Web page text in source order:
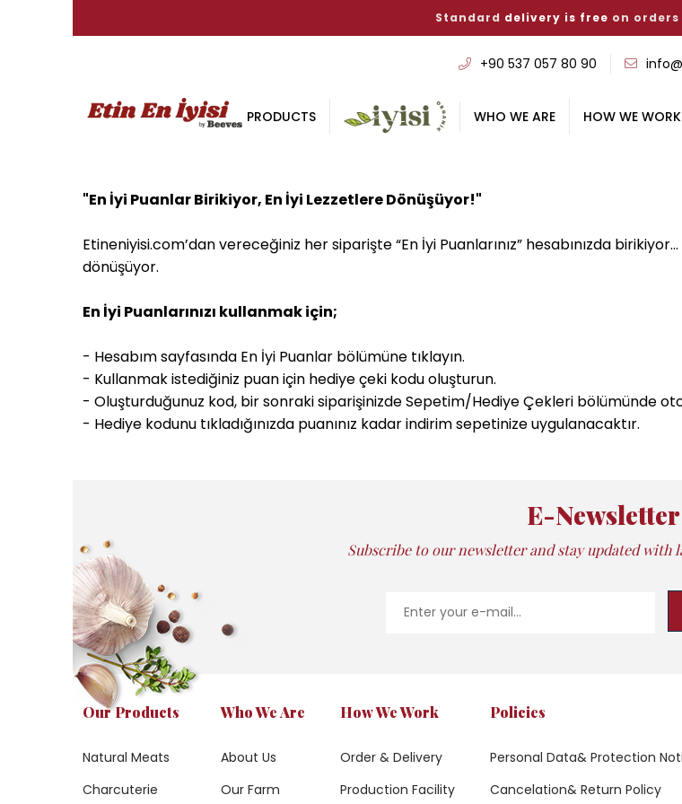
Standard delivery is free on orders
‭+90 537 057 80 90
PRODUCTS WHO WE ARE HOW WE WORK
"En İyi Puanlar Birikiyor, En İyi Lezzetlere Dönüşüyor!"
Etineniyisi.com’dan vereceğiniz her siparişte “En İyi Puanlarınız” hesabınızda
dönüşüyor.
En İyi Puanlarınızı kullanmak için;
- Hesabım sayfasında En İyi Puanlar bölümüne tıklayın.
- Kullanmak istediğiniz puan için hediye çeki kodu oluşturun.
- Oluşturduğunuz kod, bir sonraki siparişinizde Sepetim/Hediye Çekleri bölümünde
- Hediye kodunu tıkladığınızda puanınız kadar indirim sepetinize uygulanacaktır.
E-Newsletter
Subscribe to our newsletter and stay updated with
Our Products
Natural Meats
Charcuterie
Who We Are
About Us
Our Farm
How We Work
Order & Delivery
Production Facility
Policies
Personal Data& Protection
Cancelation& Return Policy